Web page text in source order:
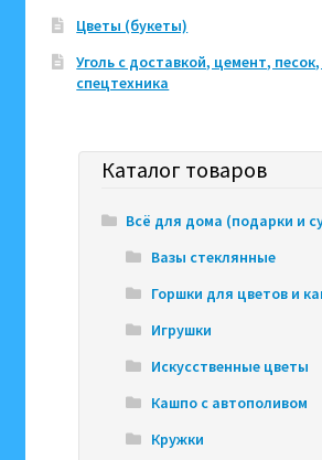
Цветы (букеты)
Уголь с доставкой, цемент,
спецтехника
Каталог товаров
Всё для дома (подарки и
Вазы стеклянные
Горшки для цветов и
Игрушки
Искусственные цветы
Кашпо с автополивом
Кружки